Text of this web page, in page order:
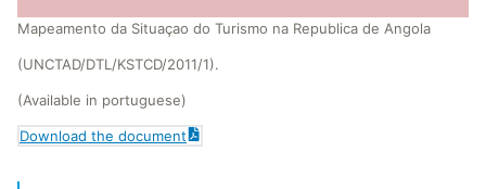
Mapeamento da Situaçao do Turismo na Republica de Angola
(UNCTAD/DTL/KSTCD/2011/1).
(Available in portuguese)
Download the document